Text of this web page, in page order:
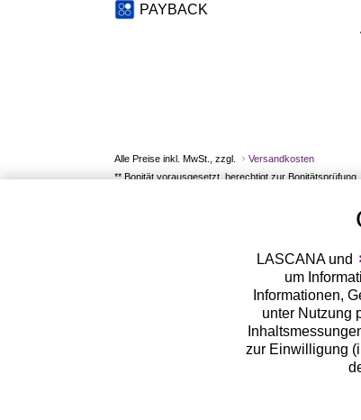
PAYBACK
Alle Preise inkl. MwSt., zzgl.
Versandkosten
** Bonität vorausgesetzt, berechtigt zur Bonitätsprüfung
LASCANA und
um
Informationen,
unter Nutzung
zur Einwilligung